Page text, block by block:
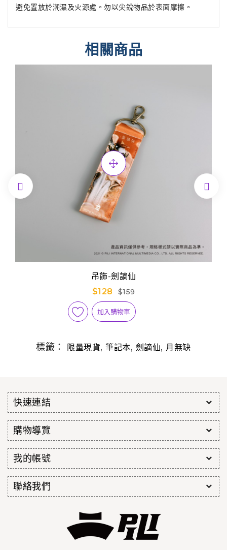
避免置放於潮濕及火源處。勿以尖銳物品於表面摩擦。
相關商品
吊飾-劍謫仙
$128
$159
加入購物車
 
標籤： 限量現貨,筆記本, 劍謫仙, 月無缺
快速連結
購物導覽
我的帳號
聯絡我們